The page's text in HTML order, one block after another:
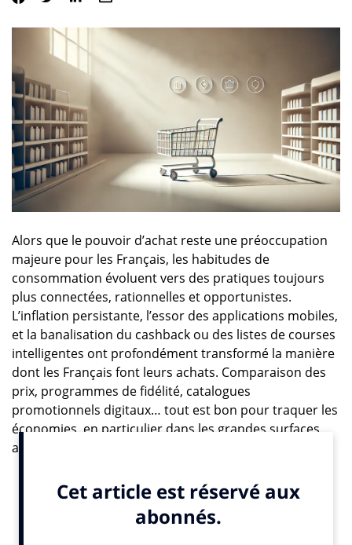
Alors que le pouvoir d’achat reste une préoccupation
majeure pour les Français, les habitudes de
consommation évoluent vers des pratiques toujours
plus connectées, rationnelles et opportunistes.
L’inflation persistante, l’essor des applications mobiles,
et la banalisation du cashback ou des listes de courses
intelligentes ont profondément transformé la manière
dont les Français font leurs achats. Comparaison des
prix, programmes de fidélité, catalogues
promotionnels digitaux… tout est bon pour traquer les
économies, en particulier dans les grandes surfaces
alimentaires où se concentre l’essentiel des dépenses.
de la dématérialisation des cartes de fidélité et des
bons de réduction, publie son baromètre annuel 2025